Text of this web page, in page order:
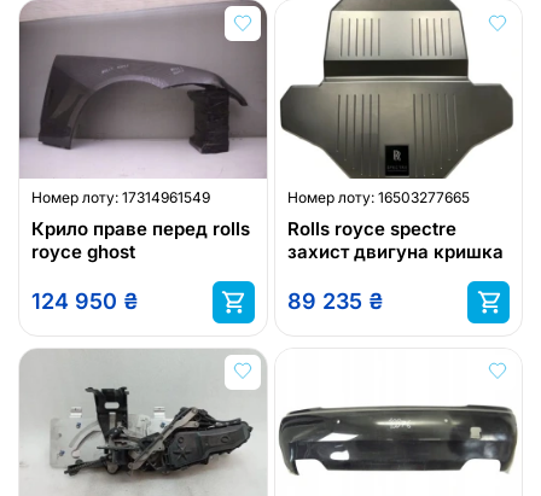
Номер лоту: 17314961549
Крило праве перед rolls
royce ghost
124 950 ₴
Номер лоту: 16503277665
Rolls royce spectre
захист двигуна кришка
89 235 ₴